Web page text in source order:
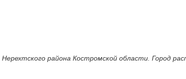
района Костромской области. Город